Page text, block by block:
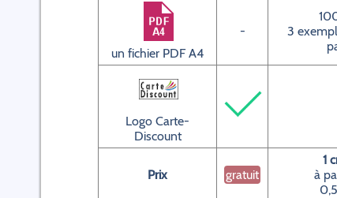
un fichier PDF A4
-
3
Logo Carte-
Discount
Prix gratuit
1
à